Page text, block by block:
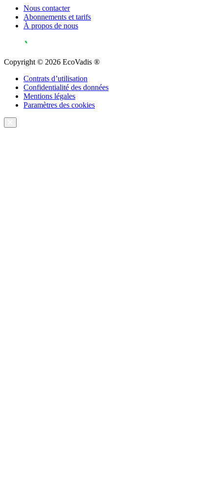
Nous contacter
Abonnements et tarifs
À propos de nous
Copyright © 2026 EcoVadis ®
Contrats d’utilisation
Confidentialité des données
Mentions légales
Paramètres des cookies